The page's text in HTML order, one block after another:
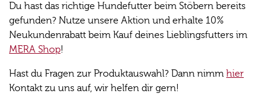
Du hast das richtige Hundefutter beim Stöbern bereits
gefunden? Nutze unsere Aktion und erhalte 10%
Neukundenrabatt beim Kauf deines Lieblingsfutters im
MERA Shop!
Hast du Fragen zur Produktauswahl? Dann nimm hier
Kontakt zu uns auf, wir helfen dir gern!